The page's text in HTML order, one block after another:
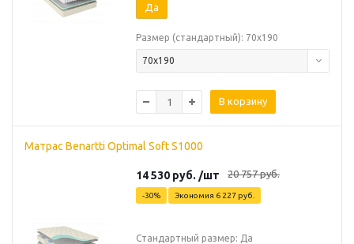
Да
Размер (стандартный): 70х190
70х190
В корзину
Матрас Benartti Optimal Soft S1000
14 530 руб. /шт 20 757руб.
-30% Экономия 6 227 руб.
Стандартный размер: Да